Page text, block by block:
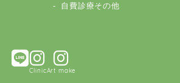
自費診療その他
ClinicArt make